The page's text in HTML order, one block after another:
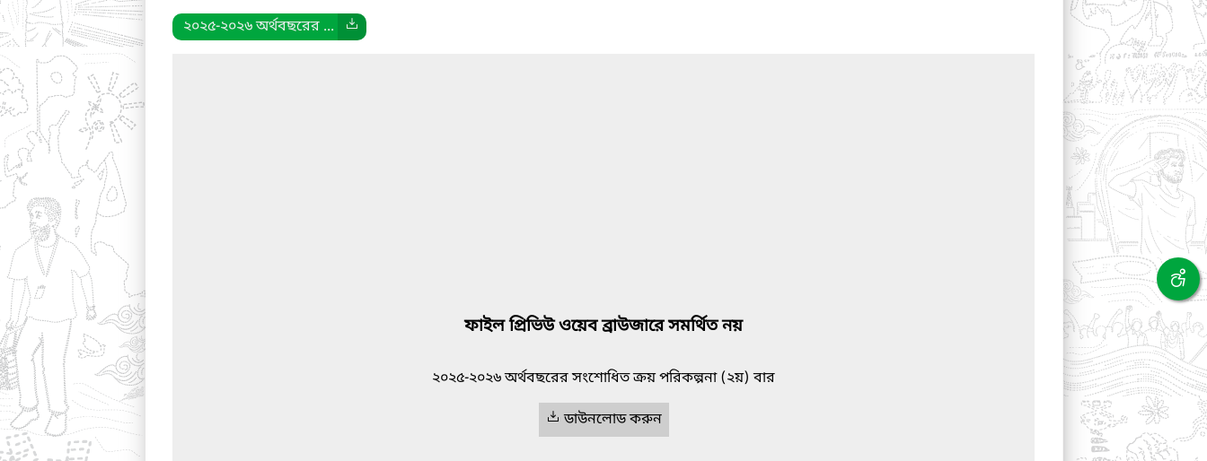
২০২৫-২০২৬ অর্থবছরের ...
ফাইল প্রিভিউ ওয়েব ব্রাউজারে সমর্থিত নয়
২০২৫-২০২৬ অর্থবছরের সংশোধিত ক্রয় পরিকল্পনা (২য়) বার
ডাউনলোড করুন